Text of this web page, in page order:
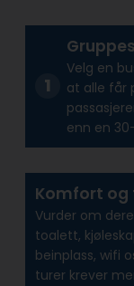
Velg en
at alle får
enn en
Komfort og
Vurder om
toalett,
beinplass, wifi
turer krever